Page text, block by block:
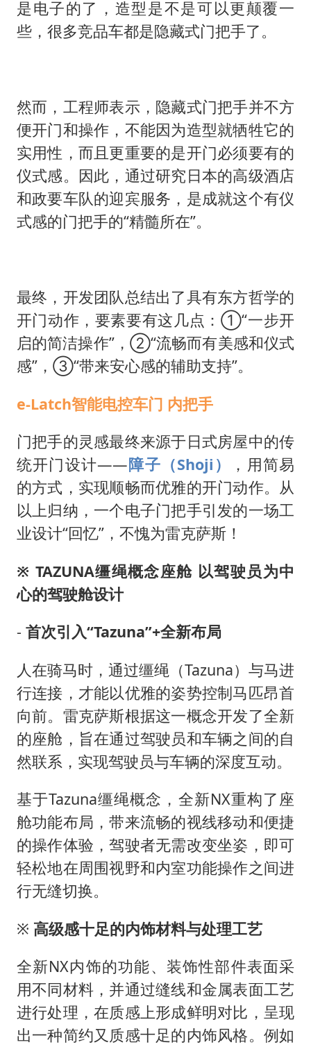
是电子的了，造型是不是可以更颠覆一
些，很多竞品车都是隐藏式门把手了。
然而，工程师表示，隐藏式门把手并不方
便开门和操作，不能因为造型就牺牲它的
实用性，而且更重要的是开门必须要有的
仪式感。因此，通过研究日本的高级酒店
和政要车队的迎宾服务，是成就这个有仪
式感的门把手的“精髓所在”。
最终，开发团队总结出了具有东方哲学的
开门动作，要素要有这几点：①“一步开
启的简洁操作”，②“流畅而有美感和仪式
感”，③“带来安心感的辅助支持”。
e-Latch智能电控车门 内把手
门把手的灵感最终来源于日式房屋中的传
统开门设计——障子（Shoji）
，用简易
的方式，实现顺畅而优雅的开门动作。从
以上归纳，一个电子门把手引发的一场工
业设计“回忆”，不愧为雷克萨斯！
※ TAZUNA缰绳概念座舱 以驾驶员为中
心的驾驶舱设计
- 首次引入“Tazuna”+全新布局
人在骑马时，通过缰绳（Tazuna）与马进
行连接，才能以优雅的姿势控制马匹昂首
向前。雷克萨斯根据这一概念开发了全新
的座舱，旨在通过驾驶员和车辆之间的自
然联系，实现驾驶员与车辆的深度互动。
基于Tazuna缰绳概念，全新NX重构了座
舱功能布局，带来流畅的视线移动和便捷
的操作体验，驾驶者无需改变坐姿，即可
轻松地在周围视野和内室功能操作之间进
行无缝切换。
※ 高级感十足的内饰材料与处理工艺
全新NX内饰的功能、装饰性部件表面采
用不同材料，并通过缝线和金属表面工艺
进行处理，在质感上形成鲜明对比，呈现
出一种简约又质感十足的内饰风格。例如